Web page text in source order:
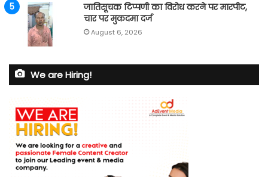
जातिसूचक टिप्पणी का विरोध करने पर मारपीट,
चार पर मुकदमा दर्ज
August 6, 2026
We are Hiring!